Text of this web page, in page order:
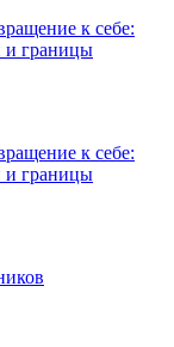
к себе:
и границы
к себе:
и границы